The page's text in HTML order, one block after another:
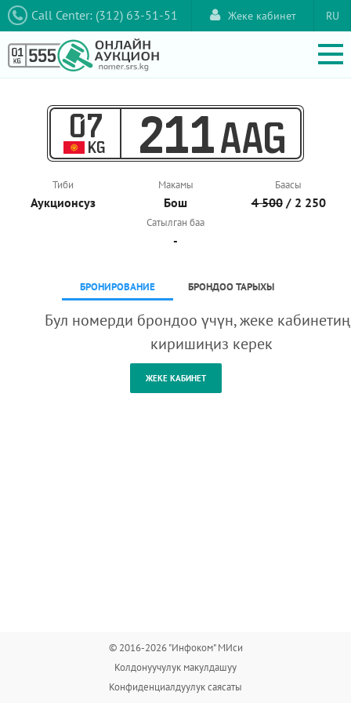
Call Center: (312) 63-51-51 RU
Жеке кабинет
07
KG 211 AAG
Тиби
Аукционcуз
Макамы
Бош
Баасы
4 500/ 2 250
Сатылган баа
-
БРОНИРОВАНИЕ БРОНДОО ТАРЫХЫ
Бул номерди брондоо үчүн, жеке
киришиңиз керек
© 2016-2026 "Инфоком" МИси
Колдонуучулук макулдашуу
Конфиденциалдуулук саясаты